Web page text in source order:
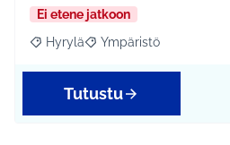
Ei etene jatkoon
Rajaa tulokset aihepiirin mukaan:
Hyrylä Rajaa tulokset teeman
Ympäristö
Tutustu